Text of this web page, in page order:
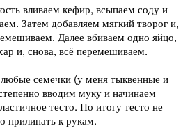
вливаем кефир, всыпаем соду и
Затем добавляем мягкий творог и,
Далее вбиваем одно яйцо,
и, снова, всё перемешиваем.
семечки (у меня тыквенные и
вводим муку и начинаем
тесто. По итогу тесто не
прилипать к рукам.